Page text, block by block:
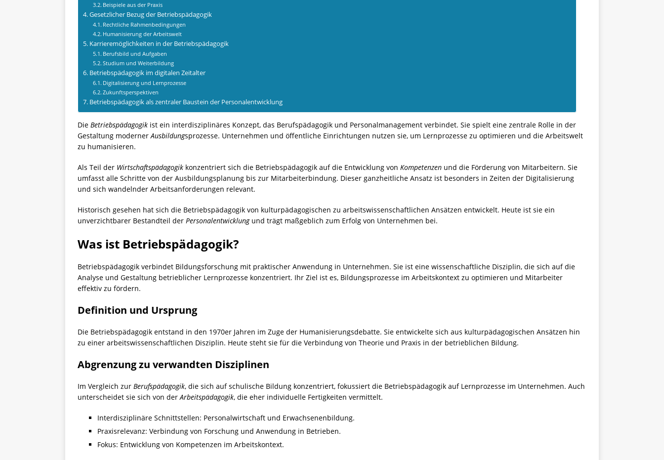
Beispiele aus der Praxis
Gesetzlicher Bezug der Betriebspädagogik
Rechtliche Rahmenbedingungen
Humanisierung der Arbeitswelt
Karrieremöglichkeiten in der Betriebspädagogik
Berufsbild und Aufgaben
Studium und Weiterbildung
Betriebspädagogik im digitalen Zeitalter
Digitalisierung und Lernprozesse
Zukunftsperspektiven
Betriebspädagogik als zentraler Baustein der Personalentwicklung
Die Betriebspädagogik ist ein interdisziplinäres Konzept, das Berufspädagogik und Personalmanagement verbindet. Sie spielt eine zentrale Rolle in der
Gestaltung modernerAusbildungsprozesse. Unternehmen und öffentliche Einrichtungen nutzen sie, um Lernprozesse zu optimieren und die Arbeitswelt
zu humanisieren.
Als Teil der Wirtschaftspädagogik konzentriert sich die Betriebspädagogik auf die Entwicklung von Kompetenzen und die Förderung von Mitarbeitern. Sie
umfasst alle Schritte von der Ausbildungsplanung bis zur Mitarbeiterbindung. Dieser ganzheitliche Ansatz ist besonders in Zeiten der Digitalisierung
und sich wandelnder Arbeitsanforderungen relevant.
Historisch gesehen hat sich die Betriebspädagogik von kulturpädagogischen zu arbeitswissenschaftlichen Ansätzen entwickelt. Heute ist sie ein
unverzichtbarer Bestandteil der Personalentwicklungund trägt maßgeblich zum Erfolg von Unternehmen bei.
Was ist Betriebspädagogik?
Betriebspädagogik verbindet Bildungsforschung mit praktischer Anwendung in Unternehmen. Sie ist eine wissenschaftliche Disziplin, die sich auf die
Analyse und Gestaltung betrieblicher Lernprozesse konzentriert. Ihr Ziel ist es, Bildungsprozesse im Arbeitskontext zu optimieren und Mitarbeiter
effektiv zu fördern.
Definition und Ursprung
Die Betriebspädagogik entstand in den 1970er Jahren im Zuge der Humanisierungsdebatte. Sie entwickelte sich aus kulturpädagogischen Ansätzen hin
zu einer arbeitswissenschaftlichen Disziplin. Heute steht sie für die Verbindung von Theorie und Praxis in der betrieblichen Bildung.
Abgrenzung zu verwandten Disziplinen
Im Vergleich zur Berufspädagogik, die sich auf schulische Bildung konzentriert, fokussiert die Betriebspädagogik auf Lernprozesse im Unternehmen. Auch
unterscheidet sie sich von derArbeitspädagogik, die eher individuelle Fertigkeiten vermittelt.
Interdisziplinäre Schnittstellen: Personalwirtschaft und Erwachsenenbildung.
Praxisrelevanz: Verbindung von Forschung und Anwendung in Betrieben.
Fokus: Entwicklung von Kompetenzen im Arbeitskontext.